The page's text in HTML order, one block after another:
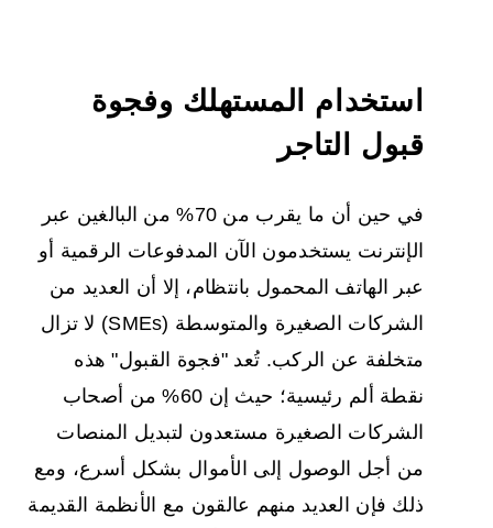
استخدام المستهلك وفجوة
قبول التاجر
في حين أن ما يقرب من 70% من البالغين عبر
الإنترنت يستخدمون الآن المدفوعات الرقمية أو
عبر الهاتف المحمول بانتظام، إلا أن العديد من
الشركات الصغيرة والمتوسطة (SMEs) لا تزال
متخلفة عن الركب. تُعد "فجوة القبول" هذه
نقطة ألم رئيسية؛ حيث إن 60% من أصحاب
الشركات الصغيرة مستعدون لتبديل المنصات
من أجل الوصول إلى الأموال بشكل أسرع، ومع
ذلك فإن العديد منهم عالقون مع الأنظمة القديمة